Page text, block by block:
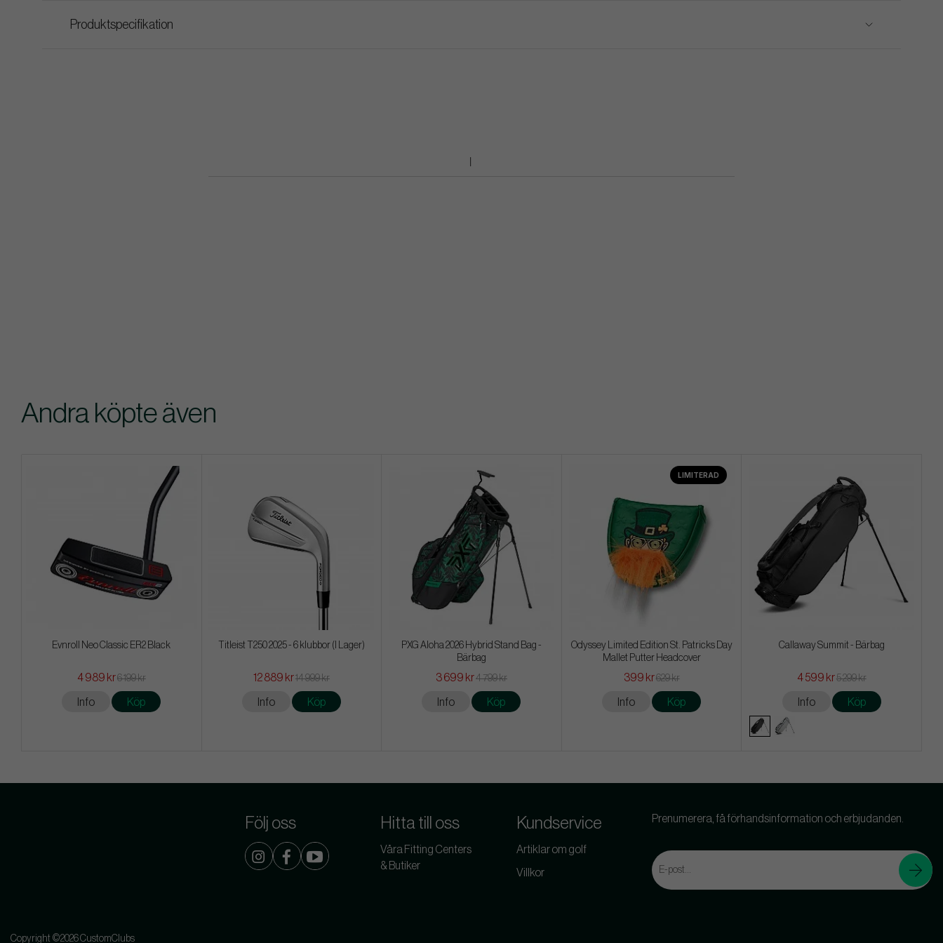
Produktspecifikation
Andra köpte även
Evnroll Neo Classic ER2 Black
4 989 kr6 199 kr
Info Köp
Titleist T250 2025 - 6 klubbor (I Lager)
12 889 kr14 999 kr
Info Köp
PXG Aloha 2026 Hybrid Stand Bag -
Bärbag
3 699 kr4 799 kr
Info Köp
LIMITERAD
Odyssey Limited Edition St. Patricks Day
Mallet Putter Headcover
399 kr629 kr
Info Köp
Callaway Summit - Bärbag
4 599 kr5 299 kr
Info Köp
Följ oss Hitta till oss
Våra Fitting Centers
& Butiker
Kundservice
Artiklar om golf
Villkor
Prenumerera, få förhandsinformation och erbjudanden.
Copyright ©2026 CustomClubs